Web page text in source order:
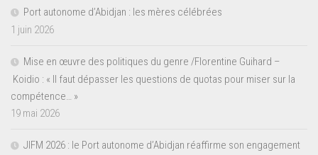
Port autonome d’Abidjan : les mères célébrées
1 juin 2026
Mise en œuvre des politiques du genre /Florentine Guihard –
Koidio : « Il faut dépasser les questions de quotas pour miser sur la
compétence… »
19 mai 2026
JIFM 2026 : le Port autonome d’Abidjan réaffirme son engagement